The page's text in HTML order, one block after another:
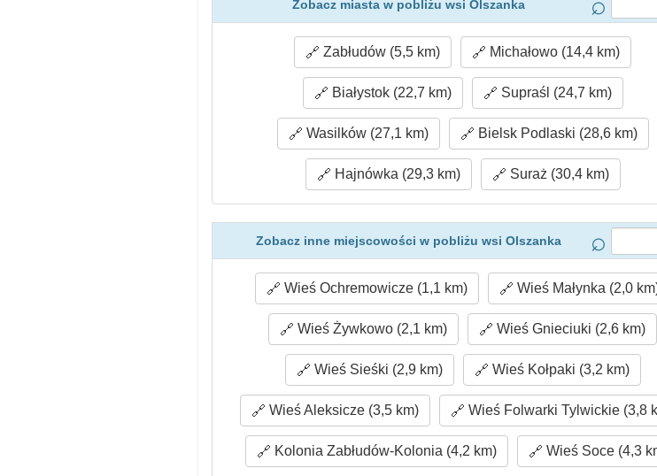
Zobacz miasta w pobliżu wsi Olszanka
Zabłudów (5,5 km) Michałowo (14,4 km)
Białystok (22,7 km) Supraśl (24,7 km)
Wasilków (27,1 km) Bielsk Podlaski (28,6 km)
Hajnówka (29,3 km) Suraż (30,4 km)
Zobacz inne miejscowości w pobliżu wsi Olszanka
Wieś Ochremowicze (1,1 km) Wieś Małynka (2,0
Wieś Żywkowo (2,1 km) Wieś Gnieciuki (2,6 km)
Wieś Sieśki (2,9 km) Wieś Kołpaki (3,2 km)
Wieś Aleksicze (3,5 km) Wieś Folwarki Tylwickie (3,8
Kolonia Zabłudów-Kolonia (4,2 km) Wieś Soce (4,3